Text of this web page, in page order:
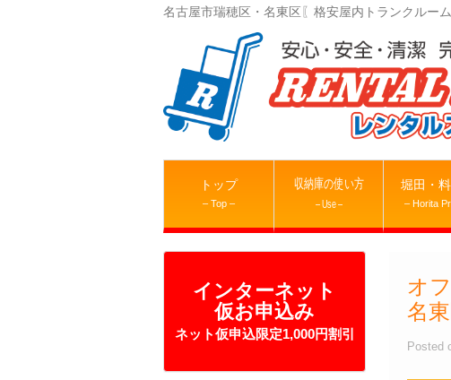
名古屋市瑞穂区・名東区〖格安屋内トランクルー
トップ
– Top –
収納庫の使い方
– Use –
堀田・
– Horita
インターネット
仮お申込み
ネット仮申込限定1,000円割引
オ
名
Posted